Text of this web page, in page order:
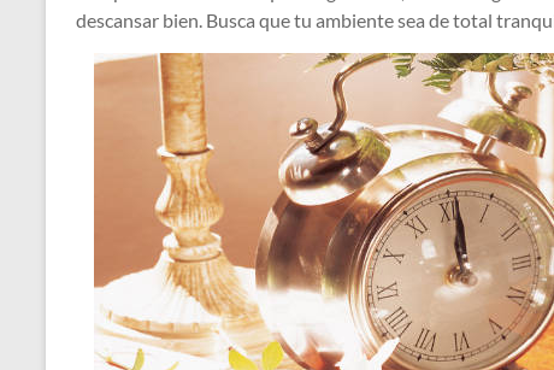
descansar bien. Busca que tu ambiente sea de total